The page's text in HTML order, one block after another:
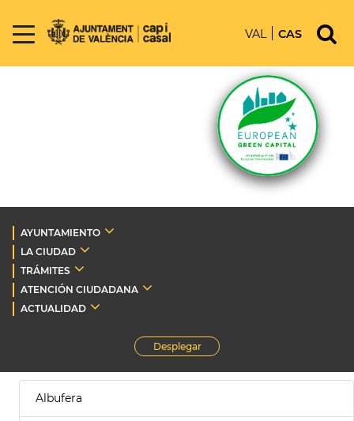
VAL CAS
AYUNTAMIENTO
LA CIUDAD
TRÁMITES
ATENCIÓN CIUDADANA
ACTUALIDAD
Desplegar
Albufera